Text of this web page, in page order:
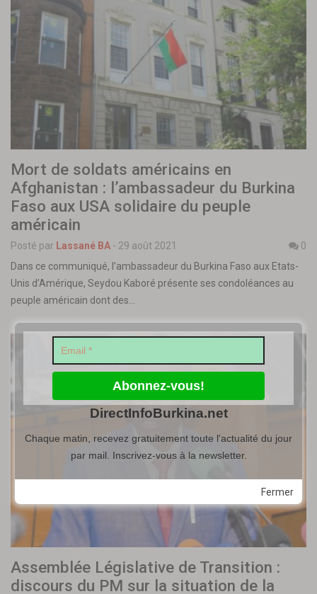
Mort de soldats américains en
Afghanistan : l’ambassadeur du Burkina
Faso aux USA solidaire du peuple
américain
Posté par Lassané BA - 29 août 2021
0
Dans ce communiqué, l’ambassadeur du Burkina Faso aux Etats-
Unis d’Amérique, Seydou Kaboré présente ses condoléances au
peuple américain dont des…
Assemblée Législative de Transition :
discours du PM sur la situation de la
Fermer
DirectInfoBurkina.net
Chaque matin, recevez gratuitement toute l'actualité du jour
par mail. Inscrivez-vous à la newsletter.